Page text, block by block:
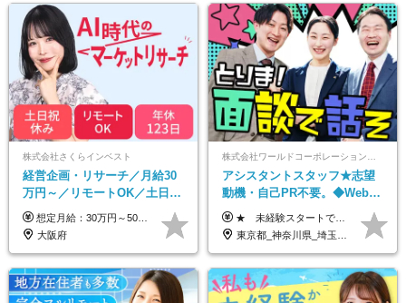
株式会社さくらインベスト
経営企画・リサーチ／月給30
万円～／リモートOK／土日祝
休み／生成AIを活用できる方
歓迎
想定月給：30万円～50万円程度＋各種手当＋賞与年2回 ※想定年収：400万円～600万円 ※経験・能力等考慮の上、規定により優遇 ※上記月給には固定残業代を含みます。固定残業代は、時間外労働の有無に関わらず月10時間分（月2.2万円（月収30万円の場合）～3.6万円（月収50万円の場合））を支給し、超過分は追加で支給します ※試用期間2ヶ月（待遇に差異なし） 【固定残業代について】 固定残業10時間分（22,000円～36,000円）を含む ※超過分は別途全額支給
大阪府
アシスタントスタッフ★志望
動機・自己PR不要。◆Web面
談OK◆完全週休2日◆年収700
万円可/p13
★ 未経験スタートでも月収40万円以上も目指せます！ ★ ★ 試用期間6か月あり／給与・待遇に変更なし ★ ＼パターン①orパターン②で給与形態の選択が可能／ ＜パターン①＞ 月給+交通費+（残業代は全額別途支給） 【首都圏・関東・北信越】 月給30.0万円以上 【関西】 月給27.5万円以上 【中部】 月給26.5万円以上 【東北】 月給24.5万円以上 【北海道】 月給24.0万円以上 【九州・中四国】 月給25.5万円以上 ＜パターン②＞ 月給（固定残業代20H含む）+交通費+賞与年2回+残業代 （※20H場合を超過した場合は全額別途支給） 【首都圏・関東・北信越】 月給25.0万円以上 【関 西・中部】 月給24.5万円以上 【東 北・北海道・九州・中四国】 月給23.5万円以上 ※上記給与には固定残業代（月20H分）を含みます 固定残業代は残業の有無に関わらず支給し、超過分は別途全額支給いたします ①②の給与形態はご本人様と相談の上、最終的に会社が決定いたします （内定時に通知） ■給与改定年1回 ■(※)賞与年2回（昨年度支給実績2回／頑張りを評価） (※)支給条件に規定あり
東京都_神奈川県_埼玉県_千葉県_大阪府_愛知県_北海道_青森県_岩手県_宮城県_秋田県_山形県_福島県_茨城県_栃木県_群馬県_新潟県_山梨県_長野県_富山県_石川県_福井県_静岡県_岐阜県_三重県_兵庫県_京都府_滋賀県_奈良県_和歌山県_広島県_岡山県_鳥取県_島根県_山口県_徳島県_香川県_愛媛県_高知県_福岡県_佐賀県_長崎県_大分県_宮崎県_鹿児島県_沖縄県